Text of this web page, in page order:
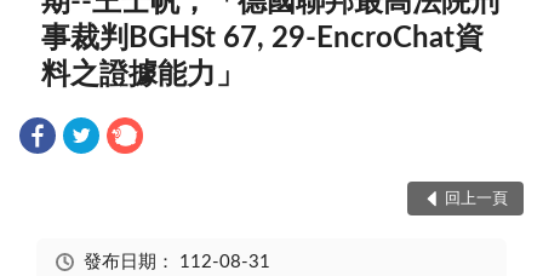
事裁判BGHSt 67, 29-EncroChat資
料之證據能力」
回上一頁
發布日期： 112-08-31